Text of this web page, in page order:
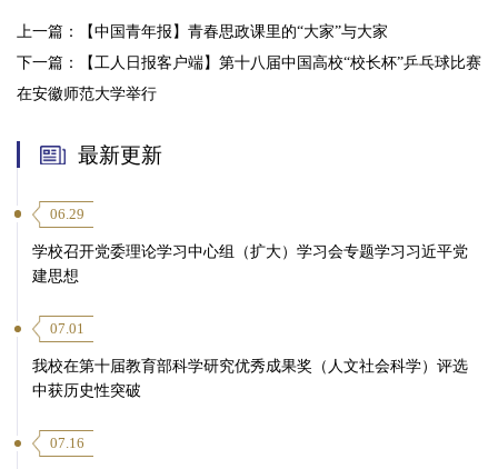
上一篇：
【中国青年报】青春思政课里的“大家”与大家
下一篇：
【工人日报客户端】第十八届中国高校“校长杯”乒乓球比赛
在安徽师范大学举行
最新更新
06.29
学校召开党委理论学习中心组（扩大）学习会专题学习习近平党
建思想
07.01
我校在第十届教育部科学研究优秀成果奖（人文社会科学）评选
中获历史性突破
07.16